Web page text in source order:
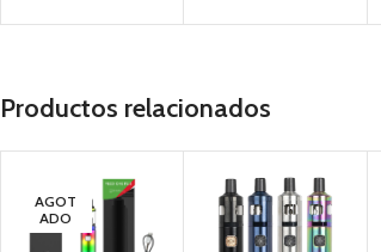
Productos relacionados
AGOT
ADO